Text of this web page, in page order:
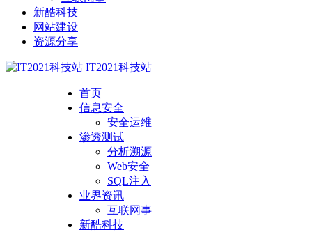
新酷科技
网站建设
资源分享
IT2021科技站
首页
信息安全
安全运维
渗透测试
分析溯源
Web安全
SQL注入
业界资讯
互联网事
新酷科技